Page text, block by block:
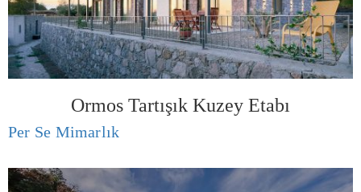
Ormos Tartışık Kuzey Etabı
Per Se Mimarlık